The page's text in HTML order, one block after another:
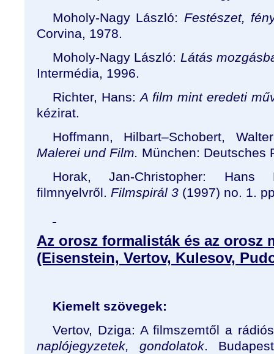
Moholy-Nagy László: Festészet,
Corvina, 1978.
Moholy-Nagy László: Látás
Intermédia, 1996.
Richter, Hans:A film mint eredeti
kézirat.
Hoffmann, Hilbart–Schobert,
Malerei und Film. München: Deutsches
Horak, Jan-Christopher:
filmnyelvről. Filmspirál 3 (1997) no. 1.
Az orosz formalisták és az orosz
(Eisenstein, Vertov, Kulesov,
Kiemelt szövegek:
Vertov, Dziga: A filmszemtől a
naplójegyzetek, gondolatok.